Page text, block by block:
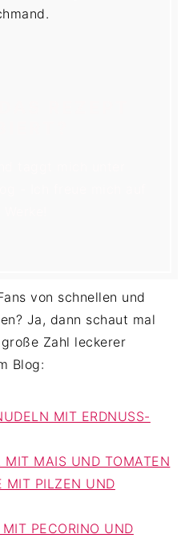
von schnellen und
Ja, dann schaut mal
Zahl leckerer
Blog:
MIT ERDNUSS-
MAIS UND TOMATEN
MIT PILZEN UND
PECORINO UND